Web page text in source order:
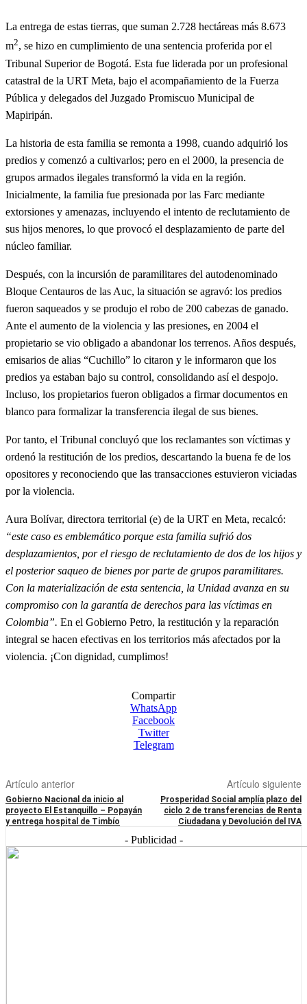
La entrega de estas tierras, que suman 2.728 hectáreas más 8.673
m2, se hizo en cumplimiento de una sentencia proferida por el
Tribunal Superior de Bogotá. Esta fue liderada por un profesional
catastral de la URT Meta, bajo el acompañamiento de la Fuerza
Pública y delegados del Juzgado Promiscuo Municipal de
Mapiripán.
La historia de esta familia se remonta a 1998, cuando adquirió los
predios y comenzó a cultivarlos; pero en el 2000, la presencia de
grupos armados ilegales transformó la vida en la región.
Inicialmente, la familia fue presionada por las Farc mediante
extorsiones y amenazas, incluyendo el intento de reclutamiento de
sus hijos menores, lo que provocó el desplazamiento de parte del
núcleo familiar.
Después, con la incursión de paramilitares del autodenominado
Bloque Centauros de las Auc, la situación se agravó: los predios
fueron saqueados y se produjo el robo de 200 cabezas de ganado.
Ante el aumento de la violencia y las presiones, en 2004 el
propietario se vio obligado a abandonar los terrenos. Años después,
emisarios de alias “Cuchillo” lo citaron y le informaron que los
predios ya estaban bajo su control, consolidando así el despojo.
Incluso, los propietarios fueron obligados a firmar documentos en
blanco para formalizar la transferencia ilegal de sus bienes.
Por tanto, el Tribunal concluyó que los reclamantes son víctimas y
ordenó la restitución de los predios, descartando la buena fe de los
opositores y reconociendo que las transacciones estuvieron viciadas
por la violencia.
Aura Bolívar, directora territorial (e) de la URT en Meta, recalcó:
“este caso es emblemático porque esta familia sufrió dos
desplazamientos, por el riesgo de reclutamiento de dos de los hijos y
el posterior saqueo de bienes por parte de grupos paramilitares.
Con la materialización de esta sentencia, la Unidad avanza en su
compromiso con la garantía de derechos para las víctimas en
Colombia”. En el Gobierno Petro, la restitución y la reparación
integral se hacen efectivas en los territorios más afectados por la
violencia. ¡Con dignidad, cumplimos!
Compartir
WhatsApp
Facebook
Twitter
Telegram
Artículo anterior
Gobierno Nacional da inicio al
proyecto El Estanquillo – Popayán
y entrega hospital de Timbío
Artículo siguiente
Prosperidad Social amplía plazo del
ciclo 2 de transferencias de Renta
Ciudadana y Devolución del IVA
- Publicidad -